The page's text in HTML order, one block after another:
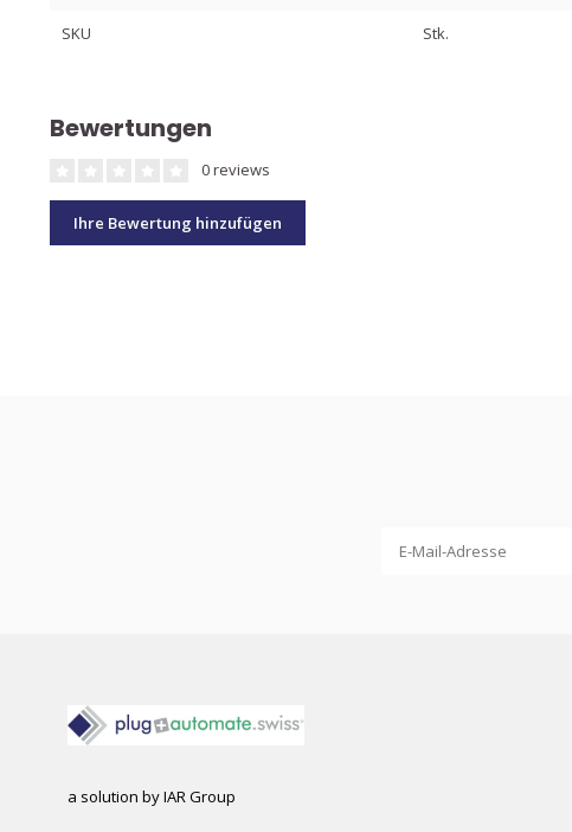
SKU Stk.
Bewertungen
0 reviews
Ihre Bewertung hinzufügen
a solution by IAR Group